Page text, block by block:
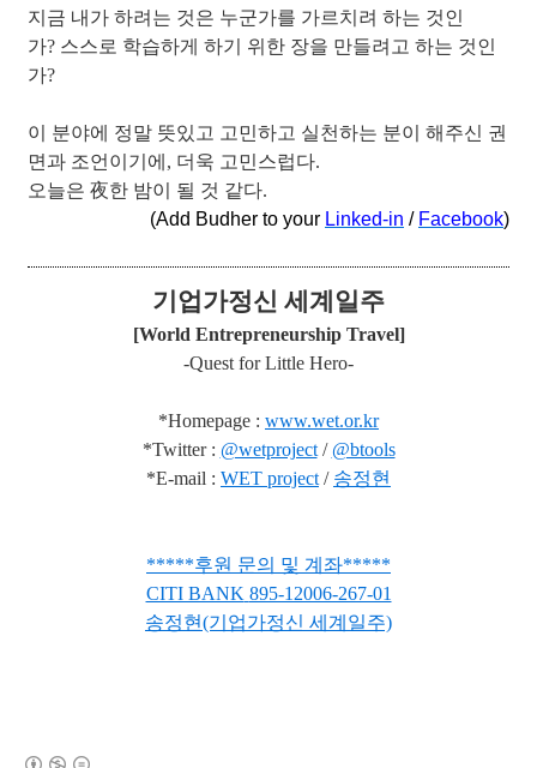
지금 내가 하려는 것은 누군가를 가르치려 하는 것인
가? 스스로 학습하게 하기 위한 장을 만들려고 하는 것인
가?
이 분야에 정말 뜻있고 고민하고 실천하는 분이 해주신 권
면과 조언이기에, 더욱 고민스럽다.
오늘은 夜한 밤이 될 것 같다.
(Add Budher to your Linked-in / Facebook)
기업가정신 세계일주
[World Entrepreneurship Travel]
-Quest for Little Hero-
*Homepage : www.wet.or.kr
*Twitter : @wetproject/ @btools
*E-mail : WET project / 송정현
*****후원 문의 및 계좌*****
CITI BANK 895-12006-267-01
송정현(기업가정신 세계일주)